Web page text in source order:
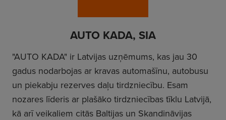
AUTO KADA, SIA
"AUTO KADA" ir Latvijas uzņēmums, kas jau 30
gadus nodarbojas ar kravas automašīnu, autobusu
un piekabju rezerves daļu tirdzniecību. Esam
nozares līderis ar plašāko tirdzniecības tīklu Latvijā,
kā arī veikaliem citās Baltijas un Skandināvijas